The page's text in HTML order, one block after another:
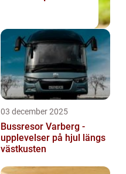
03 december 2025
Bussresor Varberg -
upplevelser på hjul längs
västkusten